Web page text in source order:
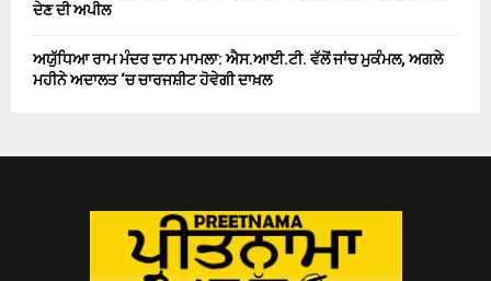
ਦੇਣ ਦੀ ਅਪੀਲ
ਅਯੁੱਧਿਆ ਰਾਮ ਮੰਦਰ ਦਾਨ ਮਾਮਲਾ: ਐਸ.ਆਈ.ਟੀ. ਵੱਲੋਂ ਜਾਂਚ ਮੁਕੰਮਲ, ਅਗਲੇ
ਮਹੀਨੇ ਅਦਾਲਤ ‘ਚ ਚਾਰਜਸ਼ੀਟ ਹੋਵੇਗੀ ਦਾਖ਼ਲ